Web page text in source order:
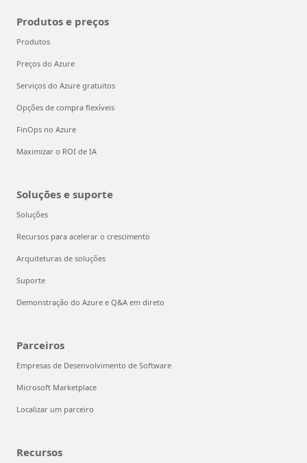
Produtos e preços
Produtos
Preços do Azure
Serviços do Azure gratuitos
Opções de compra flexíveis
FinOps no Azure
Maximizar o ROI de IA
Soluções e suporte
Soluções
Recursos para acelerar o crescimento
Arquiteturas de soluções
Suporte
Demonstração do Azure e Q&A em direto
Parceiros
Empresas de Desenvolvimento de Software
Microsoft Marketplace
Localizar um parceiro
Recursos